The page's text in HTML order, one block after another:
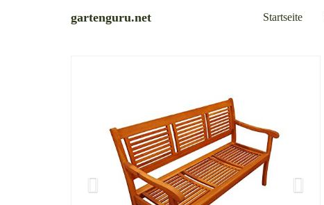
gartenguru.net Startseite